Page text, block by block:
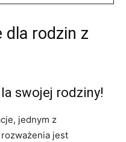
dla⁢ rodzin z
swojej​ rodziny!
jednym z
jest